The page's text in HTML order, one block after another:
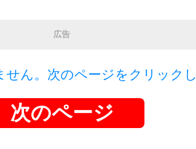
広告
せん。次のページをクリック
次のページ